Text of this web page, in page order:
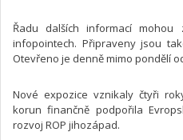
Řadu dalších informací mohou
infopointech. Připraveny jsou
Otevřeno je denně mimo pondělí
Nové expozice vznikaly čtyři
korun finančně podpořila
rozvoj ROP jihozápad.